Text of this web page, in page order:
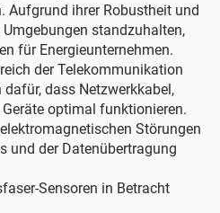
Aufgrund ihrer Robustheit und
standzuhalten,
für Energieunternehmen.
der Telekommunikation
dass Netzwerkkabel,
optimal funktionieren.
Störungen
und der Datenübertragung
Sensoren in Betracht